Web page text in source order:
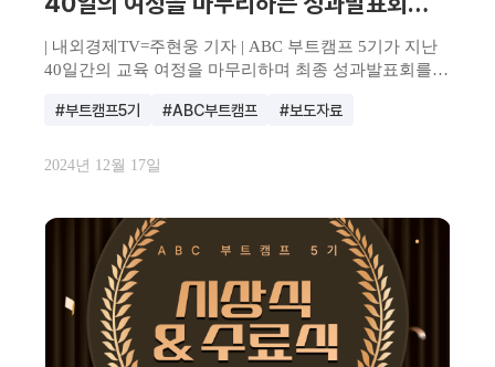
성료
| 내외경제TV=주현웅 기자 | ABC 부트캠프 5기가 지난
40일간의 교육 여정을 마무리하며 최종 성과발표회를
#부트캠프5기 #ABC부트캠프 #보도자료
2024년 12월 17일